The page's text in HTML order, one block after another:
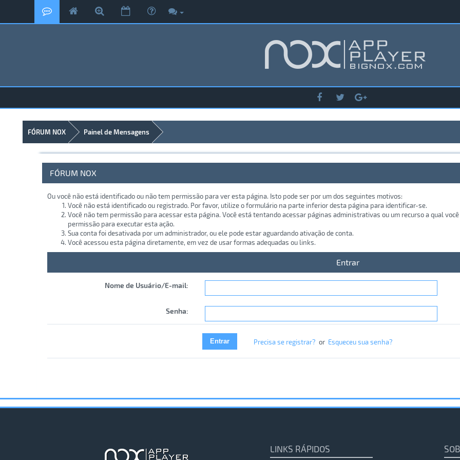
FÓRUM NOX Painel de Mensagens
FÓRUM NOX
Ou você não está identificado ou não tem permissão para ver esta página. Isto pode ser por um dos seguintes motivos:
Você não está identificado ou registrado. Por favor, utilize o formulário na parte inferior desta página para identificar-se.
Você não tem permissão para acessar esta página. Você está tentando acessar páginas administrativas ou um recurso a qual
permissão para executar esta ação.
Sua conta foi desativada por um administrador, ou ele pode estar aguardando ativação de conta.
Você acessou esta página diretamente, em vez de usar formas adequadas ou links.
Entrar
Nome de Usuário/E-mail:
Senha:
Precisa se registrar? or Esqueceu sua senha?
LINKS RÁPIDOS